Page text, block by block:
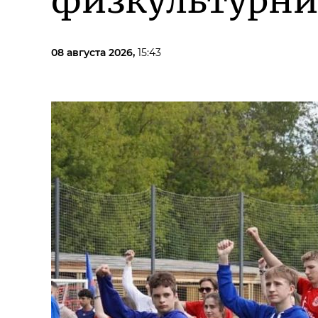
08 августа 2026, 15:43